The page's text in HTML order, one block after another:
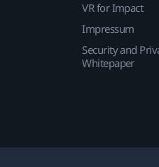
VR for Impact
Impressum
Security and
Whitepaper